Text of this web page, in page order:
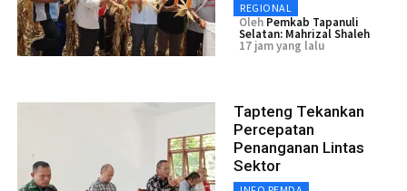
REGIONAL
Oleh Pemkab Tapanuli
Selatan: Mahrizal Shaleh
17 jam yang lalu
Tapteng Tekankan
Percepatan
Penanganan Lintas
Sektor